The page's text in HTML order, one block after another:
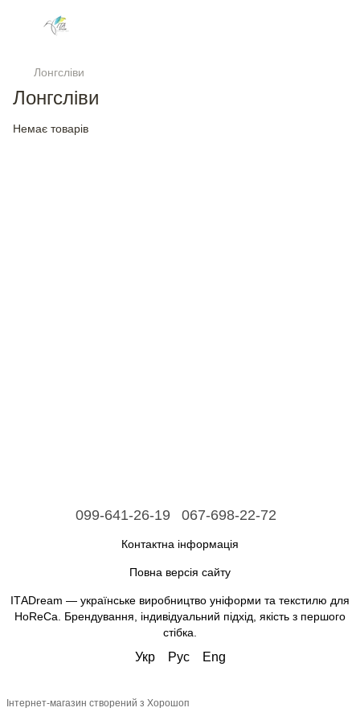
Лонгсліви
Лонгсліви
Немає товарів
099-641-26-19 067-698-22-72
Контактна інформація
Повна версія сайту
ІТАDream — українське виробництво уніформи та текстилю для
HoReCa. Брендування, індивідуальний підхід, якість з першого
стібка.
Укр Рус Eng
Інтернет-магазин створений з Хорошоп